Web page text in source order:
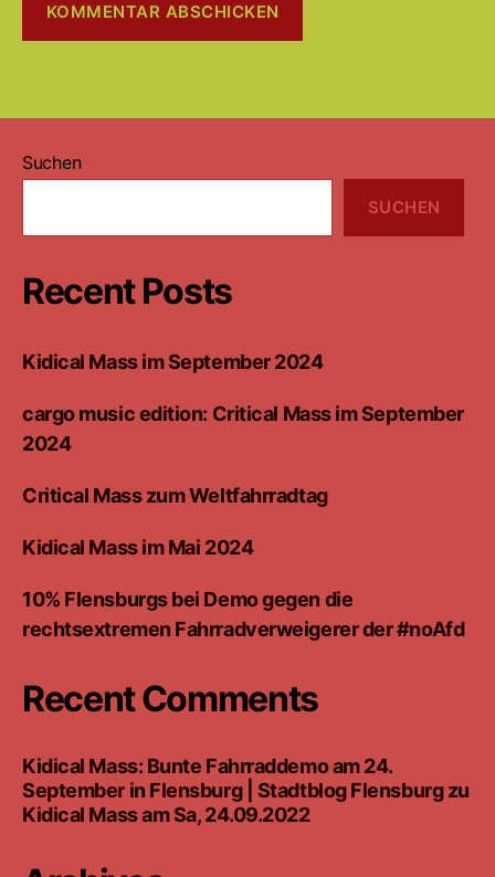
Suchen
SUCHEN
Recent Posts
Kidical Mass im September 2024
cargo music edition: Critical Mass im September
2024
Critical Mass zum Weltfahrradtag
Kidical Mass im Mai 2024
10% Flensburgs bei Demo gegen die
rechtsextremen Fahrradverweigerer der #noAfd
Recent Comments
Kidical Mass: Bunte Fahrraddemo am 24.
September in Flensburg | Stadtblog Flensburgzu
Kidical Mass am Sa, 24.09.2022